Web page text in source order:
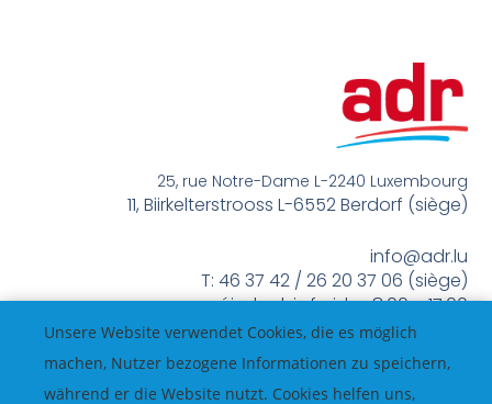
25, rue Notre-Dame L-2240 Luxembourg
11, Biirkelterstrooss L-6552 Berdorf (siège)
info@adr.lu
T: 46 37 42 / 26 20 37 06 (siège)
méindes bis freides 8:00 – 17:00
Unsere Website verwendet Cookies, die es möglich
machen, Nutzer bezogene Informationen zu speichern,
während er die Website nutzt. Cookies helfen uns,